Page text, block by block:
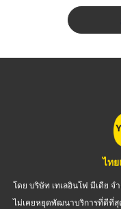
ไท
โดย บริษัท เทเลอินโฟ มีเดีย จ
ไม่เคยหยุดพัฒนาบริการที่ดีที่สุ